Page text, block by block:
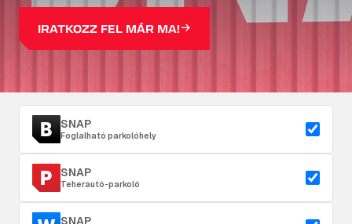
IRATKOZZ FEL MÁR MA!
SNAP
Foglalható parkolóhely
SNAP
Teherautó-parkoló
SNAP